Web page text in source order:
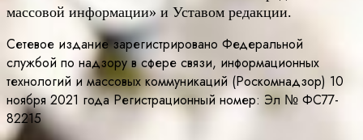
массовой информации» и Уставом редакции.
Сетевое издание зарегистрировано Федеральной
службой по надзору в сфере связи, информационных
технологий и массовых коммуникаций (Роскомнадзор) 10
ноября 2021 года Регистрационный номер: Эл № ФС77-
82215